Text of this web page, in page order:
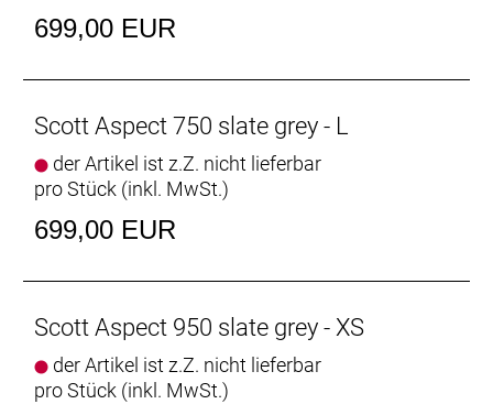
699,00 EUR
Scott Aspect 750 slate grey - L
der Artikel ist z.Z. nicht lieferbar
pro Stück (inkl. MwSt.)
699,00 EUR
Scott Aspect 950 slate grey - XS
der Artikel ist z.Z. nicht lieferbar
pro Stück (inkl. MwSt.)